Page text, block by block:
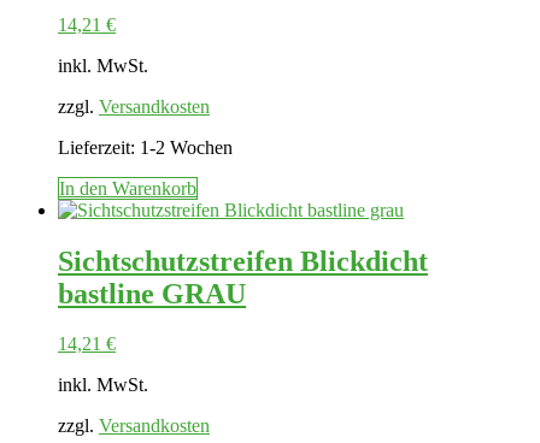
14,21 €
inkl. MwSt.
zzgl. Versandkosten
Lieferzeit: 1-2 Wochen
In den Warenkorb
Sichtschutzstreifen Blickdicht
bastline GRAU
14,21 €
inkl. MwSt.
zzgl. Versandkosten